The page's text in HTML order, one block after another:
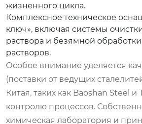
жизненного цикла.
Комплексное техническое
ключ», включая системы
раствора и безямной
растворов.
Особое внимание уделяется
(поставки от ведущих
Китая, таких как Baoshan Steel и
контролю процессов.
химическая лаборатория и